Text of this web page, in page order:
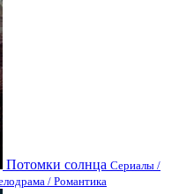
Потомки солнца Сериалы /
/ Романтика